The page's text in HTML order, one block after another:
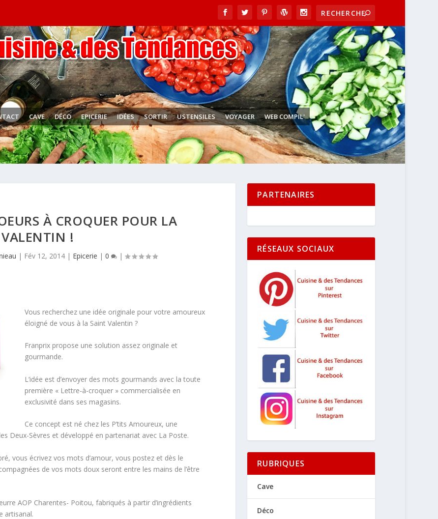
CAVE DÉCO EPICERIE IDÉES SORTIR USTENSILES VOYAGER WEB COMPIL'
À CROQUER POUR LA
VALENTIN !
| Fév 12, 2014| Epicerie | 0 |
Vous recherchez une idée originale pour votre amoureux
éloigné de vous à la Saint Valentin ?
Franprix propose une solution assez originale et
gourmande.
L’idée est d’envoyer des mots gourmands avec la toute
première « Lettre-à-croquer » commercialisée en
exclusivité dans ses magasins.
Ce concept est né chez les P’tits Amoureux, une
Deux-Sèvres et développé en partenariat avec La Poste.
vous écrivez vos mots d’amour, vous postez et dès le
de vos mots doux seront entre les mains de l’être
AOP Charentes- Poitou, fabriqués à partir d’ingrédients
artisanal.
PARTENAIRES
RÉSEAUX SOCIAUX
RUBRIQUES
Cave
Déco